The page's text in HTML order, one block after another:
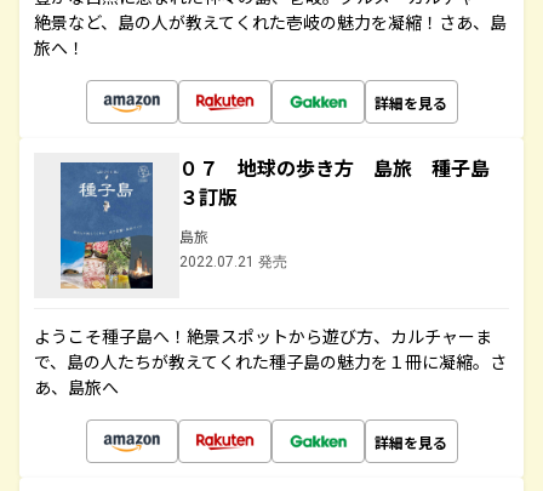
絶景など、島の人が教えてくれた壱岐の魅力を凝縮！さあ、島
旅へ！
詳細を見る
０７ 地球の歩き方 島旅 種子島
３訂版
島旅
2022.07.21 発売
ようこそ種子島へ！絶景スポットから遊び方、カルチャーま
で、島の人たちが教えてくれた種子島の魅力を１冊に凝縮。さ
あ、島旅へ
詳細を見る